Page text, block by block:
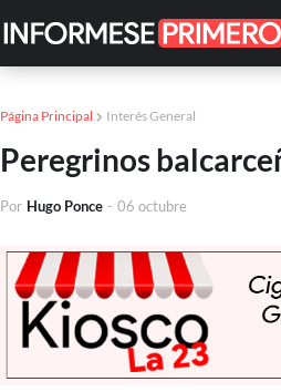
Página Principal Interés General
Peregrinos
Por Hugo Ponce - 06 octubre